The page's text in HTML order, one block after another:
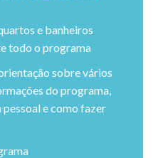
e banheiros
todo o programa
sobre vários
do programa,
pessoal e como fazer